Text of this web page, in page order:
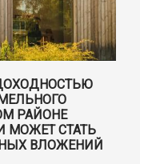
РАЙОНЕ
МОЖЕТ СТАТЬ
ВЛОЖЕНИЙ